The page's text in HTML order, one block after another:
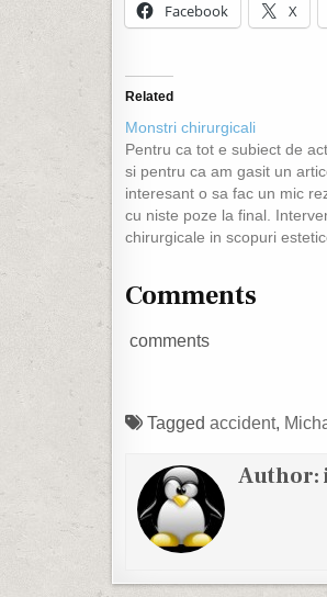
Facebook X
Related
Monstri chirurgicali
Pentru ca tot e subiect de
si pentru ca am gasit un
interesant o sa fac un mic
cu niste poze la final.
chirurgicale in scopuri
au modificat o femeie destul
Comments
comments
Tagged accident,
Author: